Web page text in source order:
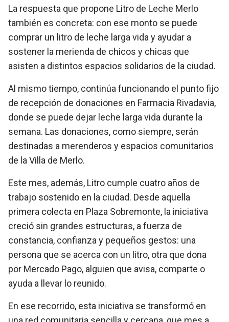
La respuesta que propone Litro de Leche Merlo
también es concreta: con ese monto se puede
comprar un litro de leche larga vida y ayudar a
sostener la merienda de chicos y chicas que
asisten a distintos espacios solidarios de la ciudad.
Al mismo tiempo, continúa funcionando el punto fijo
de recepción de donaciones en Farmacia Rivadavia,
donde se puede dejar leche larga vida durante la
semana. Las donaciones, como siempre, serán
destinadas a merenderos y espacios comunitarios
de la Villa de Merlo.
Este mes, además, Litro cumple cuatro años de
trabajo sostenido en la ciudad. Desde aquella
primera colecta en Plaza Sobremonte, la iniciativa
creció sin grandes estructuras, a fuerza de
constancia, confianza y pequeños gestos: una
persona que se acerca con un litro, otra que dona
por Mercado Pago, alguien que avisa, comparte o
ayuda a llevar lo reunido.
En ese recorrido, esta iniciativa se transformó en